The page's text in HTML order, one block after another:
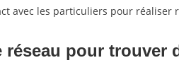
avec les particuliers pour réaliser
réseau pour trouver